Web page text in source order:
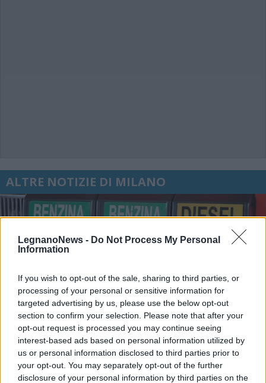
LegnanoNews - Do Not Process My Personal
Information
If you wish to opt-out of the sale, sharing to third parties, or
processing of your personal or sensitive information for
targeted advertising by us, please use the below opt-out
section to confirm your selection. Please note that after your
opt-out request is processed you may continue seeing
interest-based ads based on personal information utilized by
us or personal information disclosed to third parties prior to
your opt-out. You may separately opt-out of the further
disclosure of your personal information by third parties on the
ALTRE NOTIZIE DI MILANO